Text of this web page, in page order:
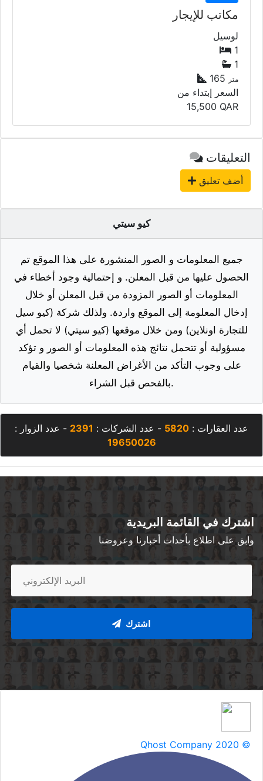
مكاتب للإيجار
لوسيل
1
1
165
متر
السعر إبتداء من
15,500 QAR
التعليقات
أضف تعليق
كيو سيتي
جميع المعلومات و الصور المنشورة على هذا الموقع تم
الحصول عليها من قبل المعلن. و إحتمالية وجود أخطاء في
المعلومات أو الصور المزودة من قبل المعلن أو خلال
إدخال المعلومة إلى الموقع واردة. ولذلك شركة (كيو سيل
للتجارة اونلاين) ومن خلال موقعها (كيو سيتي) لا تحمل أي
مسؤولية أو تتحمل نتائج هذه المعلومات أو الصور و تؤكد
على وجوب التأكد من الأغراض المعلنة شخصيا والقيام
بالفحص قبل الشراء.
عدد العقارات : 5820 - عدد الشركات : 2391 - عدد الزوار :
19650026
اشترك في القائمة البريدية
وابق على اطلاع بأحداث أخبارنا وعروضنا
اشترك
Qhost Company 2020 ©